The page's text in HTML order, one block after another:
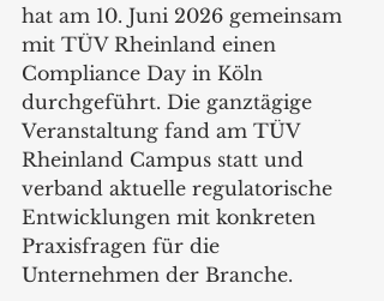
hat am 10. Juni 2026 gemeinsam
mit TÜV Rheinland einen
Compliance Day in Köln
durchgeführt. Die ganztägige
Veranstaltung fand am TÜV
Rheinland Campus statt und
verband aktuelle regulatorische
Entwicklungen mit konkreten
Praxisfragen für die
Unternehmen der Branche.